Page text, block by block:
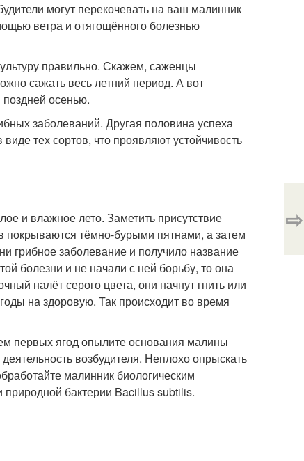
могут перекочевать на ваш малинник
ветра и отягощённого болезнью
правильно. Скажем, саженцы
сажать весь летний период. А вот
осенью.
заболеваний. Другая половина успеха
тех сортов, что проявляют устойчивость
и влажное лето. Заметить присутствие
покрываются тёмно-бурыми пятнами, а затем
грибное заболевание и получило название
болезни и не начали с ней борьбу, то она
налёт серого цвета, они начнут гнить или
на здоровую. Так происходит во время
первых ягод опылите основания малины
возбудителя. Неплохо опрыскать
малинник биологическим
бактерии Bacillus subtilis.
⇨